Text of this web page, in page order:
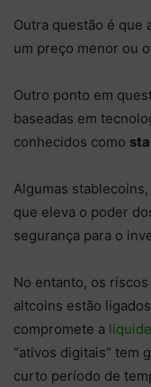
Outra questão é que
um preço menor ou
Outro ponto em
baseadas em
conhecidos como
Algumas
que eleva o poder
segurança para o
No entanto, os
altcoins estão
compromete a
“ativos digitais” tem
curto período de